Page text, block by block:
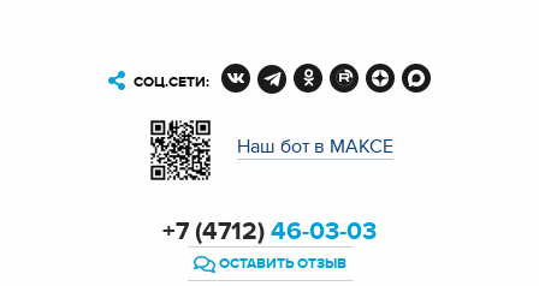
СОЦ.СЕТИ:
Наш бот в МАКСЕ
+7 (4712)46-03-03
ОСТАВИТЬ ОТЗЫВ